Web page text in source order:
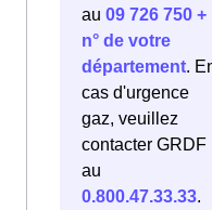
au 09 726 750 +
n° de votre
département.
cas d'urgence
gaz, veuillez
contacter GRDF
au
0.800.47.33.33.